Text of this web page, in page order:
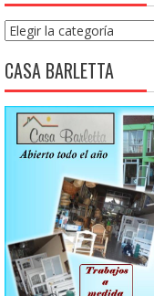
Categorías
CASA BARLETTA